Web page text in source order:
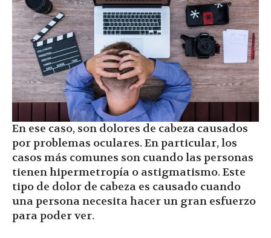
En ese caso, son dolores de cabeza causados
por problemas oculares. En particular, los
casos más comunes son cuando las personas
tienen hipermetropía o astigmatismo. Este
tipo de dolor de cabeza es causado cuando
una persona necesita hacer un gran esfuerzo
para poder ver.